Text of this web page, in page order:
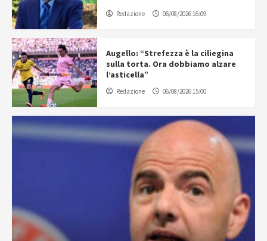
Redazione 06/08/2026 16:09
Augello: “Strefezza è la ciliegina
sulla torta. Ora dobbiamo alzare
l’asticella”
Redazione 06/08/2026 15:00